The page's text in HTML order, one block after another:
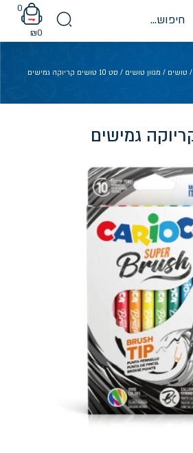
0
₪0
/ טושים / מגוון טושים / סט 10 טושים קריוקה גמישים